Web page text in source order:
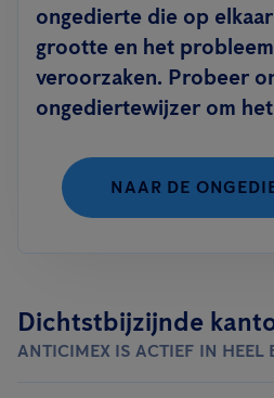
ongedierte die op
grootte en het
veroorzaken. Probeer
ongediertewijzer om
NAAR DE
Dichtstbijzijnde
ANTICIMEX IS ACTIEF IN HEEL